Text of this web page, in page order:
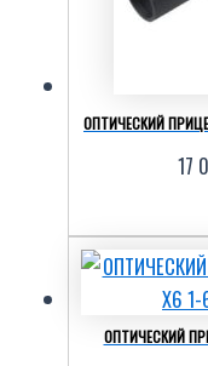
ОПТИЧЕСКИЙ ПРИЦЕЛ
17
ОПТИЧЕСКИЙ